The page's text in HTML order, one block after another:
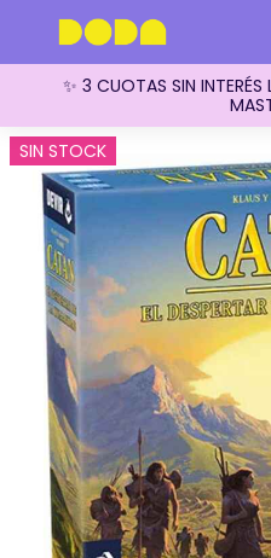
✨ 3 CUOTAS SIN
SIN STOCK